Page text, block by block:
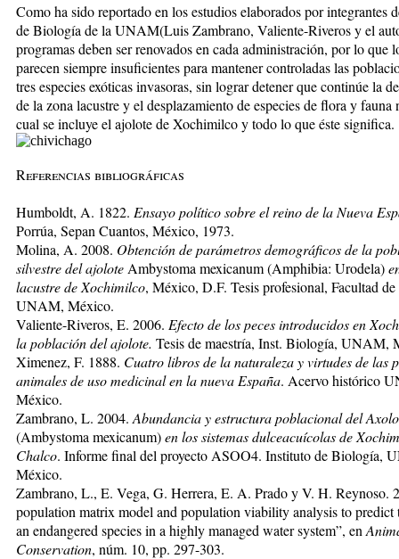
Como ha sido reportado en los estudios elaborados por integrantes
de Biología de la UNAM(Luis Zambrano, Valiente-Riveros y el
programas deben ser renovados en cada administración, por lo que
parecen siempre insuficientes para mantener controladas las
tres especies exóticas invasoras, sin lograr detener que continúe la
de la zona lacustre y el desplazamiento de especies de flora y fauna
cual se incluye el ajolote de Xochimilco y todo lo que éste significa.
Referencias bibliográficas
Humboldt, A. 1822. Ensayo político sobre el reino de la Nueva
Porrúa, Sepan Cuantos, México, 1973.
Molina, A. 2008. Obtención de parámetros demográficos de la
silvestre del ajolote Ambystoma mexicanum (Amphibia: Urodela)
lacustre de Xochimilco, México, D.F. Tesis profesional, Facultad
UNAM, México.
Valiente-Riveros, E. 2006. Efecto de los peces introducidos en
la población del ajolote. Tesis de maestría, Inst. Biología, UNAM,
Ximenez, F. 1888. Cuatro libros de la naturaleza y virtudes de las
animales de uso medicinal en la nueva España. Acervo histórico
México.
Zambrano, L. 2004. Abundancia y estructura poblacional del
(Ambystoma mexicanum)en los sistemas dulceacuícolas de
Chalco. Informe final del proyecto ASOO4. Instituto de Biología,
México.
Zambrano, L., E. Vega, G. Herrera, E. A. Prado y V. H. Reynoso.
population matrix model and population viability analysis to predict
an endangered species in a highly managed water system”, en
Conservation, núm. 10, pp. 297-303.